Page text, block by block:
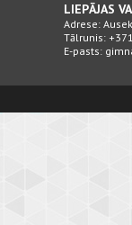
LIEPĀJAS
Adrese:
Tālrunis:
E-pasts: